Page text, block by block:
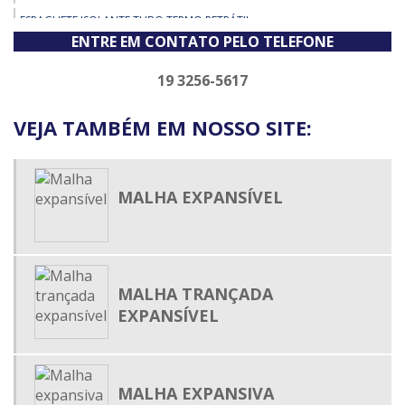
ESPAGUETE ISOLANTE TUBO TERMO RETRÁTIL
ESPAGUETE TERMO CONTRÁTIL
ESPAGUETE TERMO ENCOLHIVEL
ESPAGUETE TERMO RETRÁTIL ADESIVADO
ESPAGUETE TERMOCONTRÁTIL
FIXADOR DE ABRAÇADEIRA DE NYLON
PRENSA CABO
TERMO RETRÁTIL MEDIA TENSÃO
TUBO ISOLANTE TERMO RETRÁTIL
TUBO PLÁSTICO TERMO ENCOLHÍVEL
TUBO TERMO RETRÁTIL
ENTRE EM CONTATO PELO TELEFONE
19 3256-5617
VEJA TAMBÉM EM NOSSO SITE:
MALHA EXPANSÍVEL
MALHA TRANÇADA
EXPANSÍVEL
MALHA EXPANSIVA